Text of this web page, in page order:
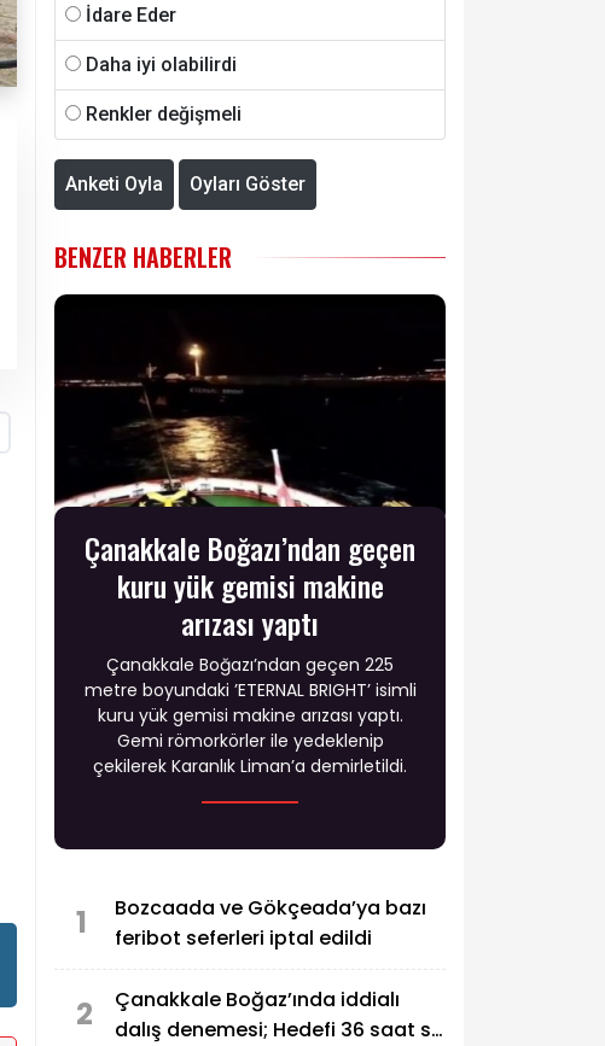
İdare Eder
Daha iyi olabilirdi
Renkler değişmeli
Anketi Oyla Oyları Göster
BENZER HABERLER
Çanakkale Boğazı’ndan geçen
kuru yük gemisi makine
arızası yaptı
Çanakkale Boğazı’ndan geçen 225
metre boyundaki ’ETERNAL BRIGHT’ isimli
kuru yük gemisi makine arızası yaptı.
Gemi römorkörler ile yedeklenip
çekilerek Karanlık Liman’a demirletildi.
1
Bozcaada ve Gökçeada’ya bazı
feribot seferleri iptal edildi
2
Çanakkale Boğaz’ında iddialı
dalış denemesi; Hedefi 36 saat su